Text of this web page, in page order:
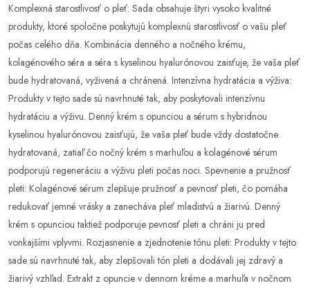
Komplexná starostlivosť o pleť: Sada obsahuje štyri vysoko kvalitné
produkty, ktoré spoločne poskytujú komplexnú starostlivosť o vašu pleť
počas celého dňa. Kombinácia denného a nočného krému,
kolagénového séra a séra s kyselinou hyalurónovou zaisťuje, že vaša pleť
bude hydratovaná, vyživená a chránená. Intenzívna hydratácia a výživa:
Produkty v tejto sade sú navrhnuté tak, aby poskytovali intenzívnu
hydratáciu a výživu. Denný krém s opunciou a sérum s hybridnou
kyselinou hyalurónovou zaisťujú, že vaša pleť bude vždy dostatočne
hydratovaná, zatiaľ čo nočný krém s marhuľou a kolagénové sérum
podporujú regeneráciu a výživu pleti počas noci. Spevnenie a pružnosť
pleti: Kolagénové sérum zlepšuje pružnosť a pevnosť pleti, čo pomáha
redukovať jemné vrásky a zanecháva pleť mladistvú a žiarivú. Denný
krém s opunciou taktiež podporuje pevnosť pleti a chráni ju pred
vonkajšími vplyvmi. Rozjasnenie a zjednotenie tónu pleti: Produkty v tejto
sade sú navrhnuté tak, aby zlepšovali tón pleti a dodávali jej zdravý a
žiarivý vzhľad. Extrakt z opuncie v dennom kréme a marhuľa v nočnom